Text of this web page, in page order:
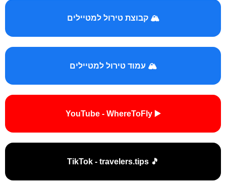
🏔️ קבוצת טירול למטיילים
🏔️ עמוד טירול למטיילים
▶️ YouTube - WhereToFly
🎵 TikTok - travelers.tips